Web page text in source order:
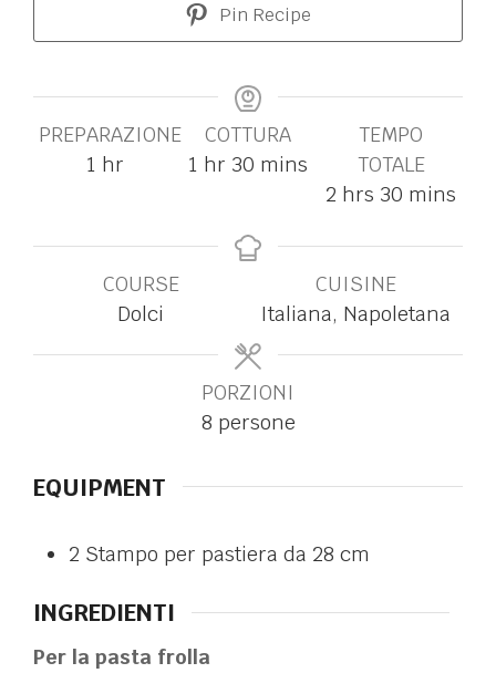
Pin Recipe
PREPARAZIONE
1 hr
COTTURA
1 hr 30 mins
TEMPO
TOTALE
2 hrs 30 mins
COURSE
Dolci
CUISINE
Italiana, Napoletana
PORZIONI
8 persone
EQUIPMENT
2 Stampo per pastiera da 28 cm
INGREDIENTI
Per la pasta frolla